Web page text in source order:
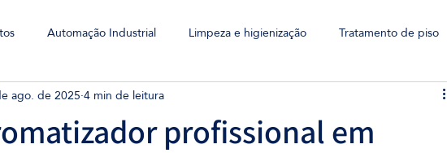
Automação Industrial Limpeza e higienização Tratamento de piso
profissional em
ago. de 20254 min de leitura